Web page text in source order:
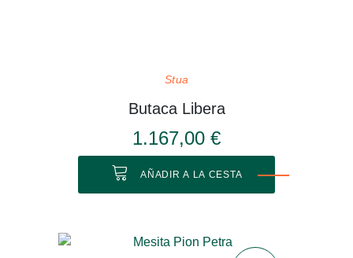
Stua
Butaca Libera
1.167,00 €
AÑADIR A LA CESTA